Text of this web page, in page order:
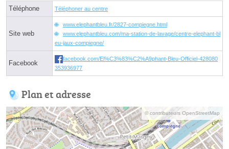
Téléphone Téléphoner au centre
Site web
www.elephantbleu.fr/2827-compiegne.html
www.elephantbleu.com/ma-station-de-lavage/centre-elephant-bl
eu-jaux-compiegne/
Facebook
facebook.com/El%C3%83%C2%A9phant-Bleu-Officiel-428080
353936977
Plan et adresse
© contributeurs OpenStreetMap